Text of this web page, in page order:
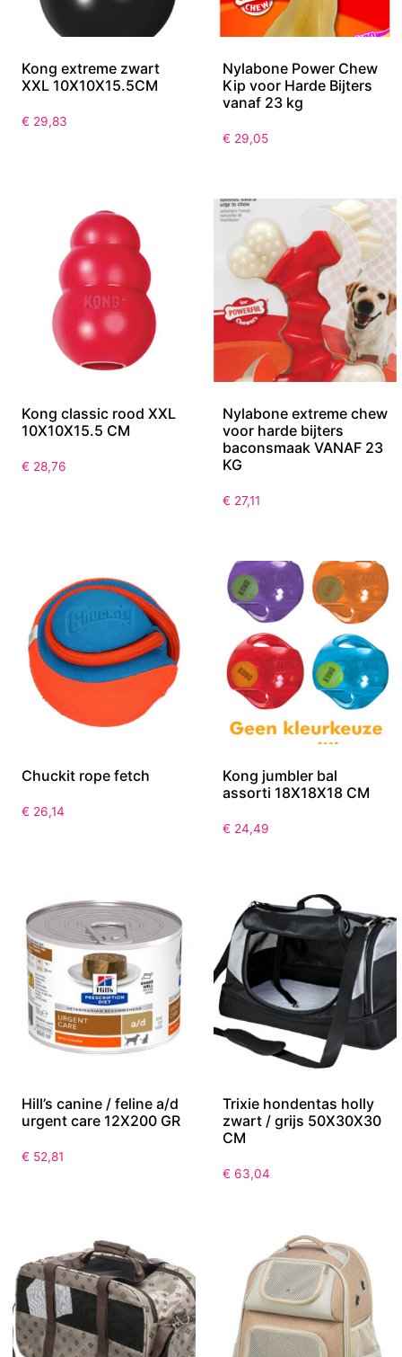
Kong extreme zwart
XXL 10X10X15.5CM
€ 29,83
Nylabone Power Chew
Kip voor Harde Bijters
vanaf 23 kg
€ 29,05
Kong classic rood XXL
10X10X15.5 CM
€ 28,76
Nylabone extreme chew
voor harde bijters
baconsmaak VANAF 23
KG
€ 27,11
Chuckit rope fetch
€ 26,14
Kong jumbler bal
assorti 18X18X18 CM
€ 24,49
Hill’s canine / feline a/d
urgent care 12X200 GR
€ 52,81
Trixie hondentas holly
zwart / grijs 50X30X30
CM
€ 63,04